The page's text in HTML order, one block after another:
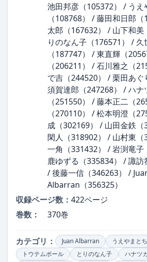
池田邦彦（105372） / うえ
（108768） / 藤田和日郎
太郎（167632） / 山下和美
りのなん子（176571） / 久
（187747） / 東直輝（
（206211） / 石川雅之（
で吉（244520） / 栗田あ
須賀達郎（247268） / ハナ
（251550） / 藤本正二（
（270110） / 松本明澄（
成（302169） / 山田金鉄
閑人（318902） / 山村東
一角（331432） / 岩渕竜子
鹿ゆずる（335834） / 諏訪
/ 後藤一信（346263） /
Albarran（356325）
収録ページ数： 422ページ
巻数：
370巻
カテゴリ： Juan Albarran
うえやまとち
トウテムポール
とりのなん子
ハナツ